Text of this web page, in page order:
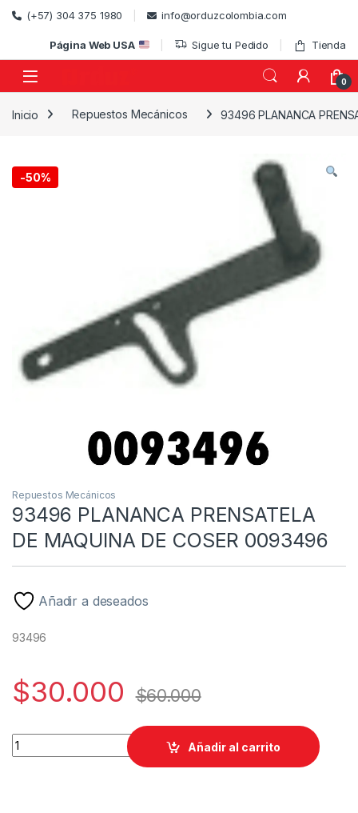
Skip to navigation
Skip to content
(+57) 304 375 1980 info@orduzcolombia.com
Página Web USA Sigue tu Pedido Tienda
0
Inicio Repuestos Mecánicos 93496 PLANANCA
-50%
Repuestos Mecánicos
93496 PLANANCA PRENSATELA
DE MAQUINA DE COSER 0093496
Añadir a deseados
93496
$30.000 $60.000
93496 PLANANCA PRENSATELA DE MAQUINA DE COSER
Añadir al carrito